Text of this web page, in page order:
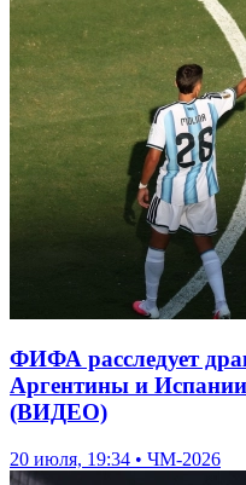
ФИФА расследует
Аргентины и
(ВИДЕО)
20 июля, 19:34 • ЧМ-2026